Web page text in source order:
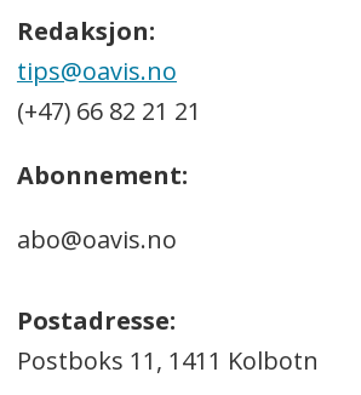
Redaksjon:
tips@oavis.no
(+47) 66 82 21 21
Abonnement:
abo@oavis.no
Postadresse:
Postboks 11, 1411 Kolbotn